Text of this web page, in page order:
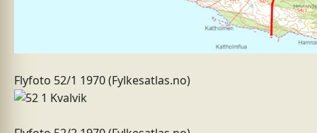
Flyfoto 52/1 1970 (Fylkesatlas.no)